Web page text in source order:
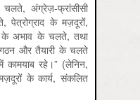
अंग्रेज़-फ्रांसीसी
पेत्रोग्राद के मज़दूरों,
के अभाव के चलते, तथा
और तैयारी के चलते
कामयाब रहे।” (लेनिन,
के कार्य, संकलित